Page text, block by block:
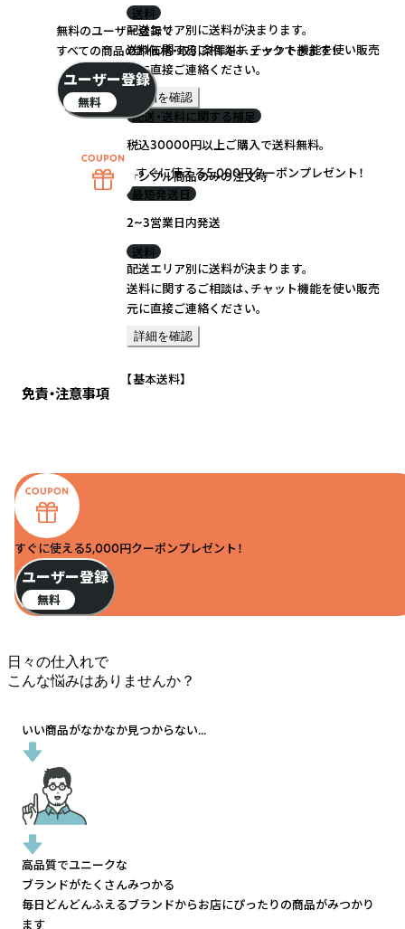
送料
配送エリア別に送料が決まります。
送料に関するご相談は、チャット機能を使い販売
元に直接ご連絡ください。
詳細を確認
配送・送料に関する補足
税込30000円以上ご購入で送料無料。
サンプル商品のみの注文時
最短発送日
2~3営業日内発送
送料
配送エリア別に送料が決まります。
送料に関するご相談は、チャット機能を使い販売
元に直接ご連絡ください。
詳細を確認
免責・注意事項
【基本送料】
すぐに使える5,000円クーポンプレゼント！
ユーザー登録
無料
日々の仕入れで
こんな悩みはありませんか？
いい商品がなかなか見つからない...
高品質でユニークな
ブランドがたくさんみつかる
毎日どんどんふえるブランドからお店にぴったりの商品がみつかり
ます
無料のユーザー登録で
すべての商品の卸価格・取引条件をチェックできます！
ユーザー登録
無料
すぐに使える5,000円クーポンプレゼント！